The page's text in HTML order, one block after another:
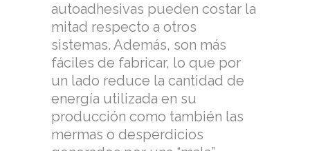
autoadhesivas pueden costar la
mitad respecto a otros
sistemas. Además, son más
fáciles de fabricar, lo que por
un lado reduce la cantidad de
energía utilizada en su
producción como también las
mermas o desperdicios